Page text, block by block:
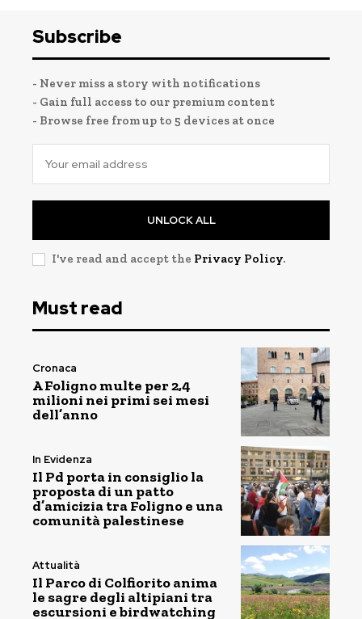
Subscribe
- Never miss a story with notifications
- Gain full access to our premium content
- Browse free from up to 5 devices at once
UNLOCK ALL
I've read and accept the Privacy Policy.
Must read
Cronaca
A Foligno multe per 2,4
milioni nei primi sei mesi
dell’anno
In Evidenza
Il Pd porta in consiglio la
proposta di un patto
d’amicizia tra Foligno e una
comunità palestinese
Attualità
Il Parco di Colfiorito anima
le sagre degli altipiani tra
escursioni e birdwatching